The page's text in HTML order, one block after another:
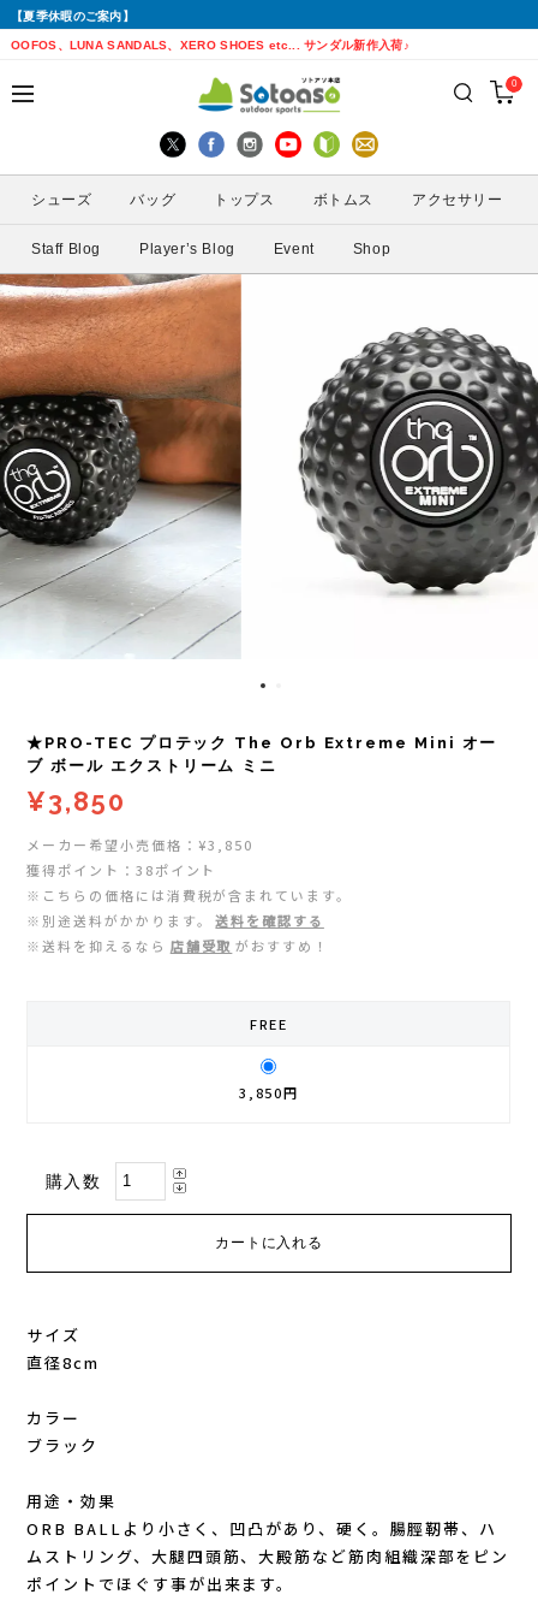
【夏季休暇のご案内】
OOFOS、LUNA SANDALS、XERO SHOES etc... サンダル新作入荷♪
戻る
シューズから探す
トレイルランニングシューズ
ランニングシューズ
サンダル
戻る
トップスから探す
シェル・レインウェア
シャツ
インナー
戻る
ボトムスから探す
ショートパンツ
ロングパンツ
スカート
スパッツ
戻る
バッグから探す
トレランザック
バックパック
ウエストポーチ
その他
戻る
アクセサリーから探す
キャップ・ハット
ソックス
グローブ
アームカバー
ゲイター
サングラス
ライト
ボトル・携帯カップ
ストックポール
戻る
ブランドから探す
ACTIVE YOHKAN(アクティブようかん)
ATHLETUNE(アスリチューン)
BananaGO(バナナゴー)
Enemoti(エネモチ)
HoneyAction(ハニーアクション)
KODA(コーダ)
Mag-on(マグオン)
MEDALIST(メダリスト)
PUREPALA(ピュアパラ)
SAMURAI GEL(サムライジェル)
Shonai Special(ショウナイスペシャル)
ZEN NUTRITION(ゼンニュートリション)
ジャパンエナジーフード
ミドリ安全
梅丹
セット
戻る
ブランドから探す
Amazfit(アマズフィット)
BAUERFEIND(バウアーファインド)
CIELE(シエル)
CHAORAS(チャオラス)
Clef(クレ)
Columbia・Montrail(コロンビア・モント
レイル)
COMPRESSPORT(コンプレスポーツ)
DYNAFIT(ディナフィット)
FEELCAP(フィールキャップ)
goodr(グダー)
handson grip (ハンズオングリップ)
Hydrapak(ハイドラパック)
injinji(インジンジ)
INSTINCT(インスティンクト)
Joe Nimble(ジョー ニンブル)
戻る
性別から探す
レディース
0
シューズ バッグ トップス ボトムス アクセサリー
Staff Blog Player’s Blog Event Shop
★PRO-TEC プロテック The Orb Extreme Mini オー
ブ ボール エクストリーム ミニ
¥3,850
メーカー希望小売価格：¥3,850
獲得ポイント：38ポイント
※こちらの価格には消費税が含まれています。
※別途送料がかかります。
送料を確認する
※送料を抑えるなら 店舗受取 がおすすめ！
FREE
3,850円
購入数
サイズ
直径8cm
カラー
ブラック
用途・効果
ORB BALLより小さく、凹凸があり、硬く。腸脛靭帯、ハ
ムストリング、大腿四頭筋、大殿筋など筋肉組織深部をピン
ポイントでほぐす事が出来ます。